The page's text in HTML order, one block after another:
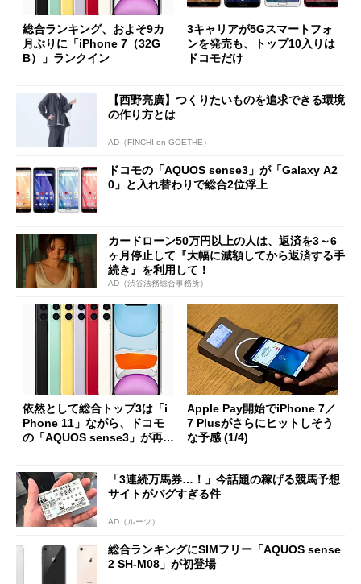
総合ランキング、およそ9カ
月ぶりに「iPhone 7（32G
B）」ランクイン
3キャリアが5Gスマートフォ
ンを発売も、トップ10入りは
ドコモだけ
【西野亮廣】つくりたいものを追求できる環境
の作り方とは
AD（FINCHI on GOETHE）
ドコモの「AQUOS sense3」が「Galaxy A2
0」と入れ替わりで総合2位浮上
カードローン50万円以上の人は、返済を3～6
ヶ月停止して『大幅に減額してから返済する手
続き』を利用して！
AD（渋谷法務総合事務所）
依然として総合トップ3は「i
Phone 11」ながら、ドコモ
の「AQUOS sense3」が再浮
Apple Pay開始でiPhone 7／
7 Plusがさらにヒットしそう
な予感 (1/4)
「3連続万馬券…！」今話題の稼げる競馬予想
サイトがバグすぎる件
AD（ルーツ）
総合ランキングにSIMフリー「AQUOS sense
2 SH-M08」が初登場